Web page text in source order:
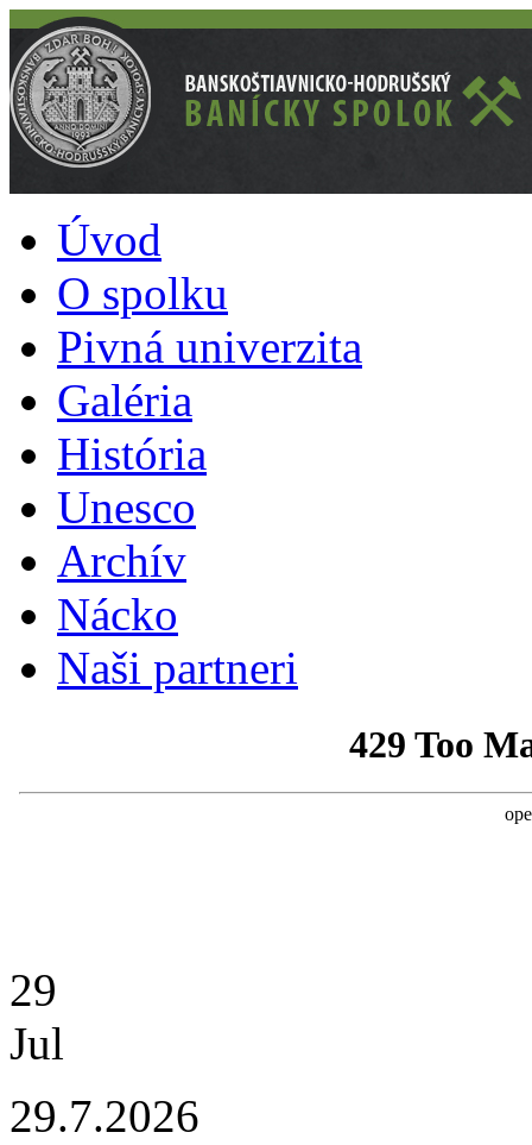
Úvod
O spolku
Pivná univerzita
Galéria
História
Unesco
Archív
Nácko
Naši partneri
29
Jul
29.7.2026